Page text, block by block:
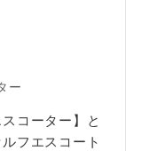
ー
コーター】と
フエスコート